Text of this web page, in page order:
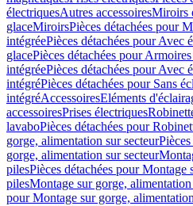
électriquesAutres accessoiresMiroirs
glaceMiroirsPièces détachées pour
intégréePièces détachées pour Avec
glacePièces détachées pour
intégréePièces détachées pour Avec
intégréPièces détachées pour Sans
intégréAccessoiresEléments
accessoiresPrises électriques
lavaboPièces détachées pour
gorge, alimentation sur secteur
gorge, alimentation sur secteur
pilesPièces détachées pour
pilesMontage sur gorge,
pour Montage sur gorge,